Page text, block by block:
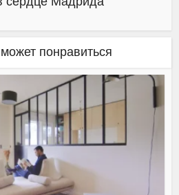
понравиться